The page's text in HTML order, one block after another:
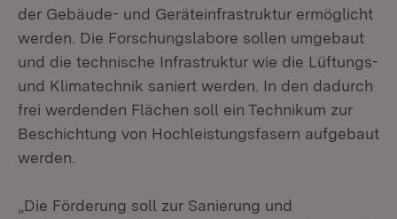
der Gebäude- und Geräteinfrastruktur ermöglicht
werden. Die Forschungslabore sollen umgebaut
und die technische Infrastruktur wie die Lüftungs-
und Klimatechnik saniert werden. In den dadurch
frei werdenden Flächen soll ein Technikum zur
Beschichtung von Hochleistungsfasern aufgebaut
werden.
„Die Förderung soll zur Sanierung und